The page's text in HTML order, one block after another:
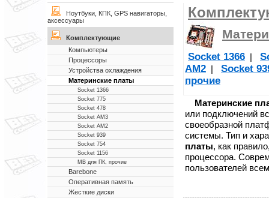
Ноутбуки, КПК, GPS навигаторы,
аксессуары
Комплектующие
Компьютеры
Процессоры
Устройства охлаждения
Материнские платы
Socket 1366
Socket 775
Socket 478
Socket AM3
Socket AM2
Socket 939
Socket 754
Socket 1156
MB для ПК, прочие
Barebone
Оперативная память
Жесткие диски
Socket 1366 |
AM2 |
Socket
прочие
Материнские
или подключений
своеобразной
системы. Тип и
платы, как
процессора.
пользователей